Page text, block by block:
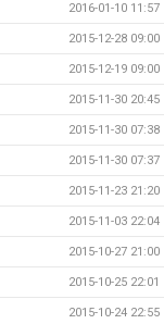
2016-01-10 11:57
2015-12-28 09:00
2015-12-19 09:00
2015-11-30 20:45
2015-11-30 07:38
2015-11-30 07:37
2015-11-23 21:20
2015-11-03 22:04
2015-10-27 21:00
2015-10-25 22:01
2015-10-24 22:55